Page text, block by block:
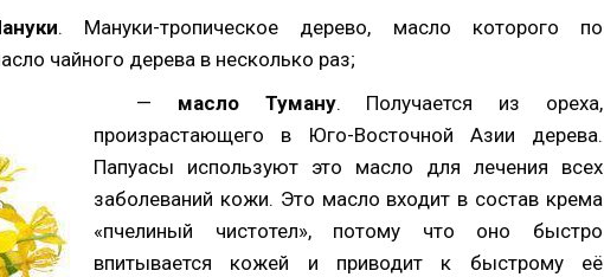
. Мануки-тропическое дерево, масло которого по
чайного дерева в несколько раз;
— масло Туману. Получается из ореха,
произрастающего в Юго-Восточной Азии дерева.
Папуасы используют это масло для лечения всех
заболеваний кожи. Это масло входит в состав крема
«пчелиный чистотел», потому что оно быстро
впитывается кожей и приводит к быстрому её